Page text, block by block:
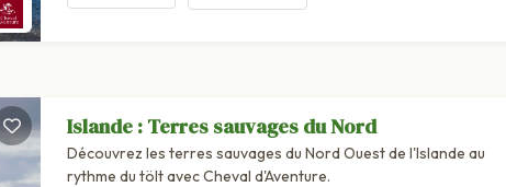
Islande : Terres sauvages du Nord
Découvrez les terres sauvages du Nord Ouest de l'Islande au
rythme du tölt avec Cheval d'Aventure.